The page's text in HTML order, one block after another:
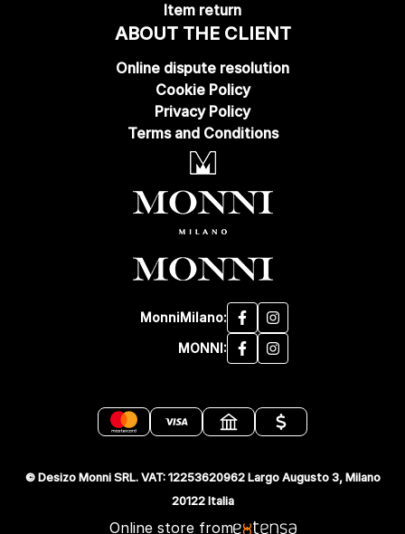
Item return
ABOUT THE CLIENT
Online dispute resolution
Cookie Policy
Privacy Policy
Terms and Conditions
MonniMilano:
MONNI:
© Desizo Monni SRL. VAT: 12253620962 Largo Augusto 3, Milano
20122 Italia
Online store from